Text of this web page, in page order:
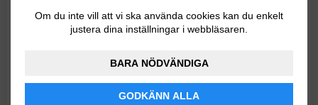
Om du inte vill att vi ska använda cookies kan du enkelt
justera dina inställningar i webbläsaren.
BARA NÖDVÄNDIGA
GODKÄNN ALLA
Butiker & priser
Allt inom skönhet
online